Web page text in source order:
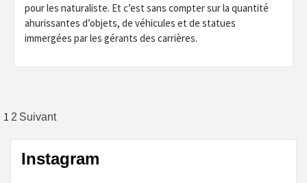
pour les naturaliste. Et c’est sans compter sur la quantité
ahurissantes d’objets, de véhicules et de statues
immergées par les gérants des carrières.
Pagination
des
publications
1 2 Suivant
Instagram